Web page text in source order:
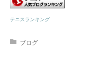
テニスランキング
ブログ